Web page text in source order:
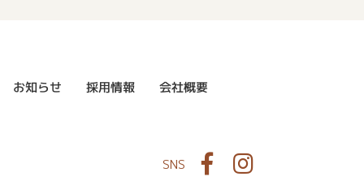
お知らせ 採用情報 会社概要
SNS Facebook